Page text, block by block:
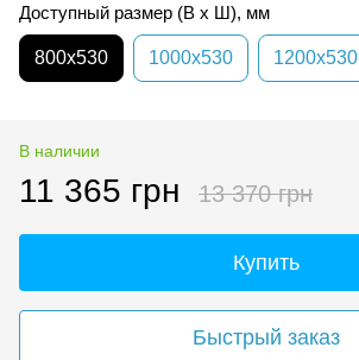
Доступный размер (В х Ш), мм
800x530 1000x530 1200x530
В наличии
11 365 грн 13 370 грн
Купить
Быстрый заказ